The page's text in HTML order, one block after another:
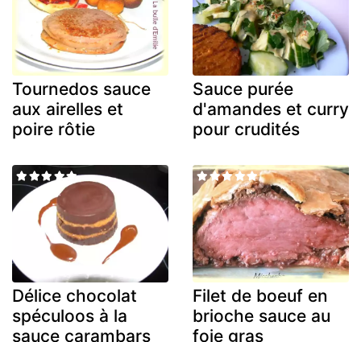
Tournedos sauce
aux airelles et
poire rôtie
Sauce purée
d'amandes et curry
pour crudités
Délice chocolat
spéculoos à la
sauce carambars
Filet de boeuf en
brioche sauce au
foie gras